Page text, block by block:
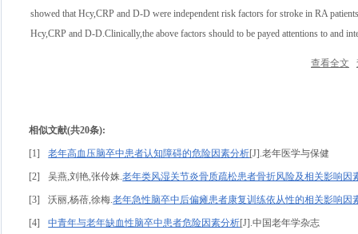
showed that Hcy,CRP and D-D were independent risk factors for stroke in RA
Hcy,CRP and D-D.Clinically,the above factors should to be payed attentions to and
查看全文
相似文献(共20条):
[1] 老年高血压脑卒中患者认知障碍的危险因素分析[J].老年医学与保健
[2] 吴燕,刘艳,张伶姝.老年类风湿关节炎骨质疏松患者骨折风险及相关影响因
[3] 沃丽,杨蓓,徐梅.老年急性脑卒中后偏瘫患者康复训练依从性的相关影响因
[4] 中青年与老年缺血性脑卒中患者危险因素分析[J].中国老年学杂志